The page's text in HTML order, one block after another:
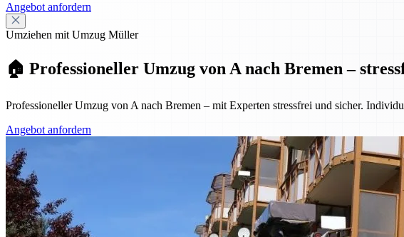
Angebot anfordern
Umziehen mit Umzug Müller
🏠 Professioneller Umzug von A nach Bremen –
Professioneller Umzug von A nach Bremen – mit Experten stressfrei und sicher.
Angebot anfordern